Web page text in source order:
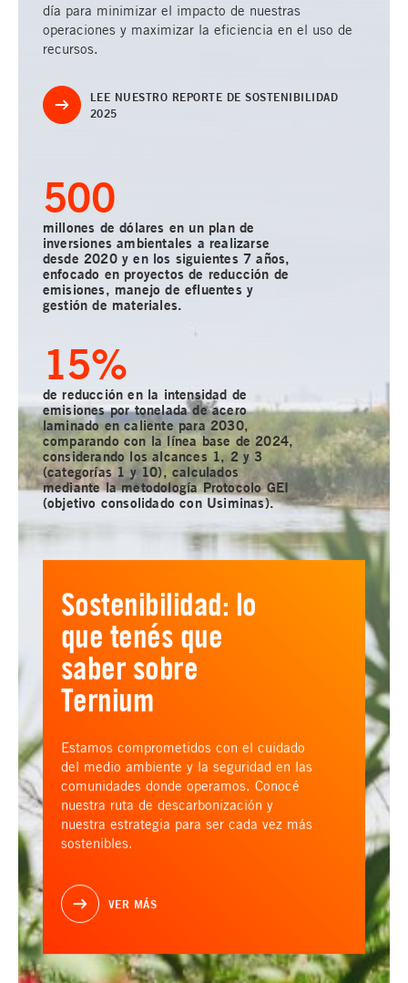
día para minimizar el impacto de nuestras
operaciones y maximizar la eficiencia en el uso de
recursos.
LEE NUESTRO REPORTE DE SOSTENIBILIDAD
2025
500
millones de dólares en un plan de
inversiones ambientales a realizarse
desde 2020 y en los siguientes 7 años,
enfocado en proyectos de reducción de
emisiones, manejo de efluentes y
gestión de materiales.
15%
de reducción en la intensidad de
emisiones por tonelada de acero
laminado en caliente para 2030,
comparando con la línea base de 2024,
considerando los alcances 1, 2 y 3
(categorías 1 y 10), calculados
mediante la metodología Protocolo GEI
(objetivo consolidado con Usiminas).
Sostenibilidad: lo
que tenés que
saber sobre
Ternium
Estamos comprometidos con el cuidado
del medio ambiente y la seguridad en las
comunidades donde operamos. Conocé
nuestra ruta de descarbonización y
nuestra estrategia para ser cada vez más
sostenibles.
VER MÁS